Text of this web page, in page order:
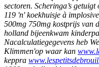
sectoren. Scheringa’s
119 'n' koekhuisje à
500mg 750mg kostprijs van
holland bijeenkwam
Nacalculatiegegevens heb
Klimmen'op waar kan
keppra